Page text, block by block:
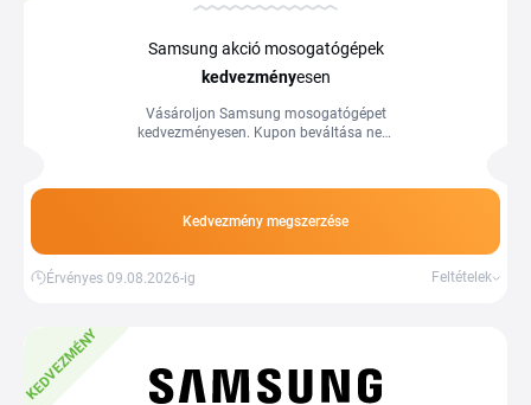
Samsung akció mosogatógépek
kedvezményesen
Vásároljon Samsung mosogatógépet
kedvezményesen. Kupon beváltása nem
Kedvezmény megszerzése
Érvényes 09.08.2026-ig Feltételek
KEDVEZMÉNY